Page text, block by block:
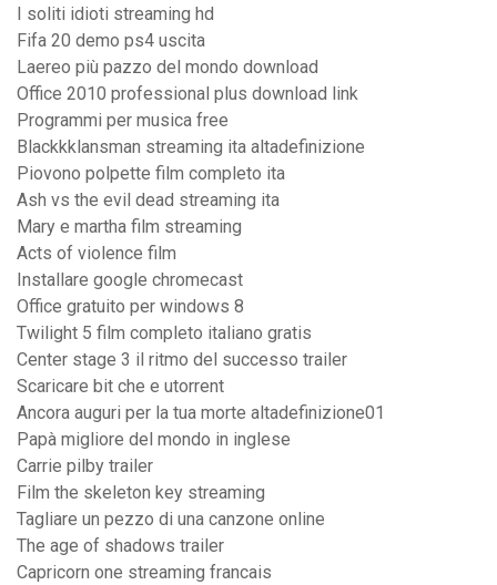
I soliti idioti streaming hd
Fifa 20 demo ps4 uscita
Laereo più pazzo del mondo download
Office 2010 professional plus download link
Programmi per musica free
Blackkklansman streaming ita altadefinizione
Piovono polpette film completo ita
Ash vs the evil dead streaming ita
Mary e martha film streaming
Acts of violence film
Installare google chromecast
Office gratuito per windows 8
Twilight 5 film completo italiano gratis
Center stage 3 il ritmo del successo trailer
Scaricare bit che e utorrent
Ancora auguri per la tua morte altadefinizione01
Papà migliore del mondo in inglese
Carrie pilby trailer
Film the skeleton key streaming
Tagliare un pezzo di una canzone online
The age of shadows trailer
Capricorn one streaming francais